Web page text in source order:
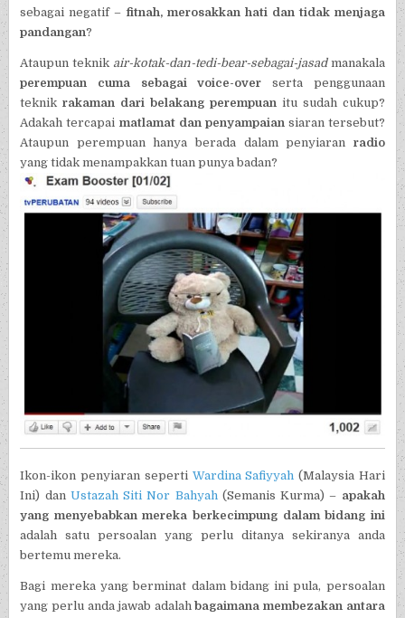
sebagai negatif –fitnah, merosakkan hati dan tidak menjaga
pandangan?
Ataupun teknik air-kotak-dan-tedi-bear-sebagai-jasadmanakala
perempuan cuma sebagai voice-over serta penggunaan
teknikrakaman dari belakang perempuan itu sudah cukup?
Adakah tercapai matlamat dan penyampaian siaran tersebut?
Ataupun perempuan hanya berada dalam penyiaran radio
yang tidak menampakkan tuan punya badan?
Ikon-ikon penyiaran seperti Wardina Safiyyah (Malaysia Hari
Ini) dan Ustazah Siti Nor Bahyah(Semanis Kurma) – apakah
yang menyebabkan mereka berkecimpung dalam bidang ini
adalah satu persoalan yang perlu ditanya sekiranya anda
bertemu mereka.
Bagi mereka yang berminat dalam bidang ini pula, persoalan
yang perlu anda jawab adalahbagaimana membezakan antara